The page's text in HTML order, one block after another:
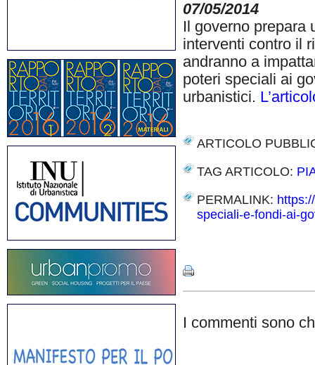
07/05/2014
Il governo prepara
interventi contro il
andranno a
poteri speciali ai
urbanistici.
ARTICOLO
TAG ARTICOLO:
PERMALINK:
speciali-e-fondi-ai-
I commenti sono